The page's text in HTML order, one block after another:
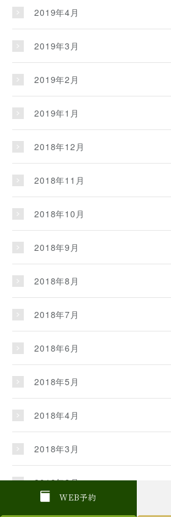
W EB予約
2019年4月
2019年3月
2019年2月
2019年1月
2018年12月
2018年11月
2018年10月
2018年9月
2018年8月
2018年7月
2018年6月
2018年5月
2018年4月
2018年3月
2018年2月